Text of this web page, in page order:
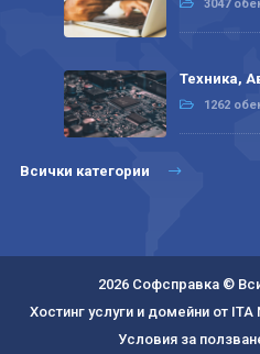
3047
Техника,
1262
Всички категории
2026 Софсправка ©
Хостинг услуги и домейни от
Условия за